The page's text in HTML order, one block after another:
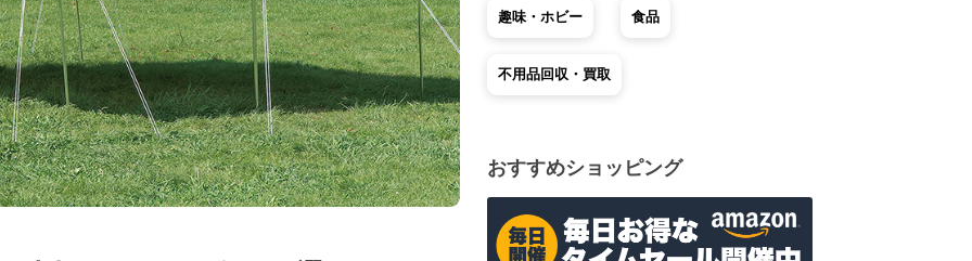
趣味・ホビー 食品
不用品回収・買取
おすすめショッピング